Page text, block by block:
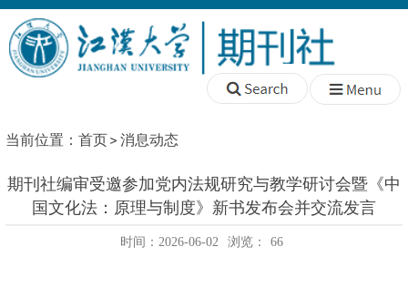
当前位置： 首页 消息动态
期刊社编审受邀参加党内法规研究与教学研讨会暨《中
国文化法：原理与制度》新书发布会并交流发言
时间：2026-06-02 浏览： 66